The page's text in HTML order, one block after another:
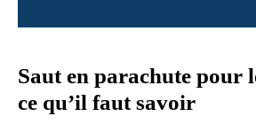
Saut en parachute pour
ce qu’il faut savoir